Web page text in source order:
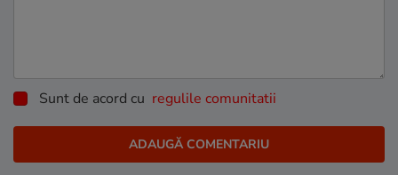
Sunt de acord cu regulile comunitatii